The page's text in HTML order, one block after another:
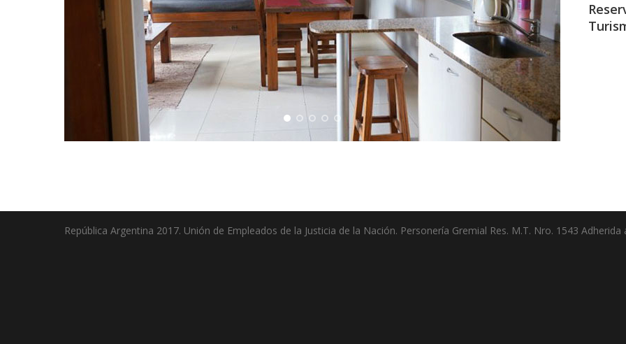
República Argentina 2017. Unión de Empleados de la Justicia de la Nación. Personería Gremial Res. M.T. Nro. 1543 Adherida